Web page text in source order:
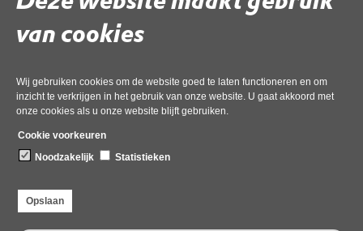
van cookies
Wij gebruiken cookies om de website goed te laten functioneren en om
inzicht te verkrijgen in het gebruik van onze website. U gaat akkoord met
onze cookies als u onze website blijft gebruiken.
Cookie voorkeuren
Noodzakelijk
Statistieken
Opslaan
Bezoekadres
Dampten 2, 1624 NR Hoorn
Postbus 2095, 1620 EB Hoorn
Openingstijden kantoor